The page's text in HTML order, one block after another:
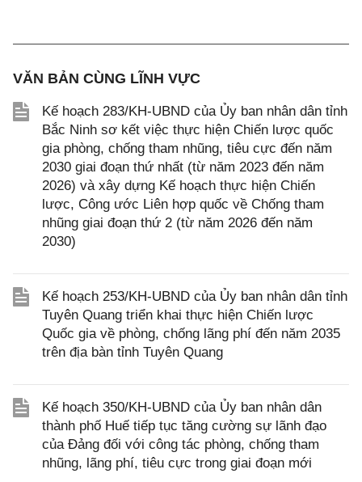
VĂN BẢN CÙNG LĨNH VỰC
Kế hoạch 283/KH-UBND của Ủy ban nhân dân tỉnh
Bắc Ninh sơ kết việc thực hiện Chiến lược quốc
gia phòng, chống tham nhũng, tiêu cực đến năm
2030 giai đoạn thứ nhất (từ năm 2023 đến năm
2026) và xây dựng Kế hoạch thực hiện Chiến
lược, Công ước Liên hợp quốc về Chống tham
nhũng giai đoạn thứ 2 (từ năm 2026 đến năm
2030)
Kế hoạch 253/KH-UBND của Ủy ban nhân dân tỉnh
Tuyên Quang triển khai thực hiện Chiến lược
Quốc gia về phòng, chống lãng phí đến năm 2035
trên địa bàn tỉnh Tuyên Quang
Kế hoạch 350/KH-UBND của Ủy ban nhân dân
thành phố Huế tiếp tục tăng cường sự lãnh đạo
của Đảng đối với công tác phòng, chống tham
nhũng, lãng phí, tiêu cực trong giai đoạn mới